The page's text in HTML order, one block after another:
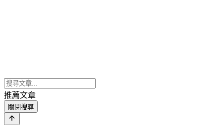
推薦文章
關閉搜尋